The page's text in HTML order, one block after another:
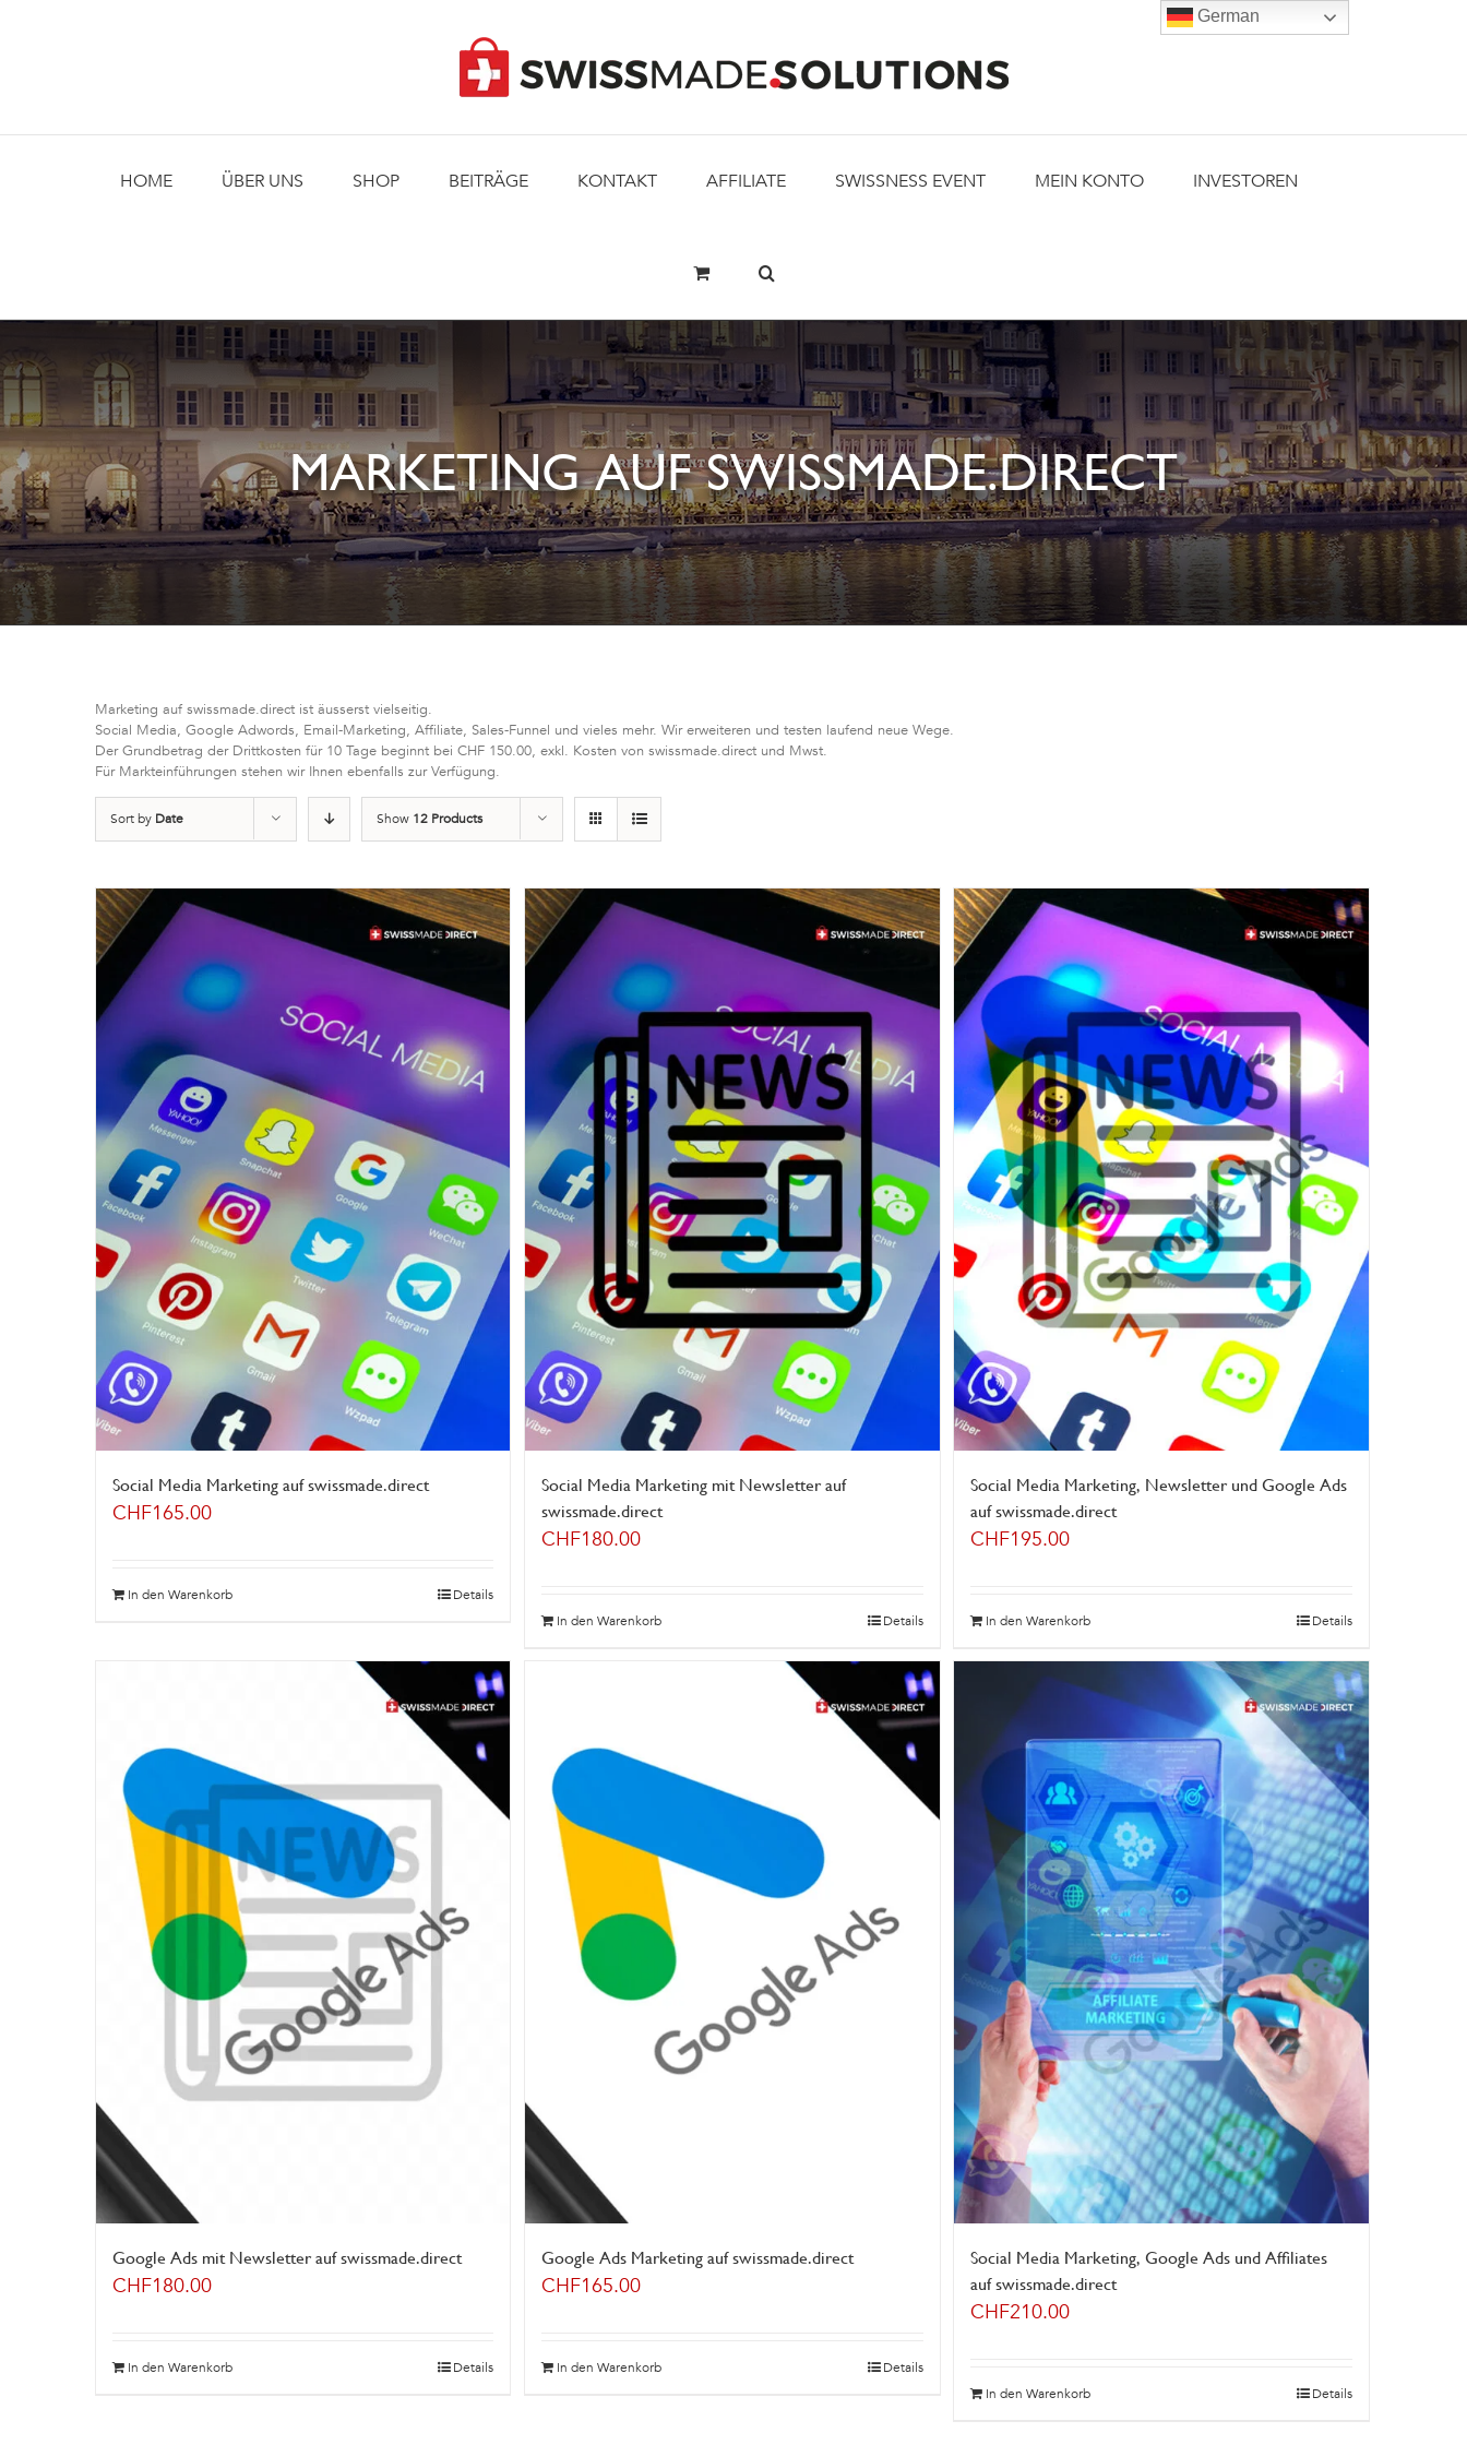
HOME ÜBER UNS SHOP BEITRÄGE KONTAKT AFFILIATE SWISSNESS EVENT MEIN KONTO INVESTOREN
MARKETING AUF SWISSMADE.DIRECT
Marketing auf swissmade.direct ist äusserst vielseitig.
Social Media, Google Adwords, Email-Marketing, Affiliate, Sales-Funnel und vieles mehr. Wir erweiteren und testen laufend neue Wege.
Der Grundbetrag der Drittkosten für 10 Tage beginnt bei CHF 150.00, exkl. Kosten von swissmade.direct und Mwst.
Für Markteinführungen stehen wir Ihnen ebenfalls zur Verfügung.
Sort by Date Show 12 Products
Social Media Marketing auf swissmade.direct
CHF165.00
In den Warenkorb Details
Social Media Marketing mit Newsletter auf
swissmade.direct
CHF180.00
In den Warenkorb Details
Social Media Marketing, Newsletter und Google Ads
auf swissmade.direct
CHF195.00
In den Warenkorb Details
Google Ads mit Newsletter auf swissmade.direct
CHF180.00
In den Warenkorb Details
Google Ads Marketing auf swissmade.direct
CHF165.00
In den Warenkorb Details
Social Media Marketing, Google Ads und Affiliates
auf swissmade.direct
CHF210.00
In den Warenkorb Details
German